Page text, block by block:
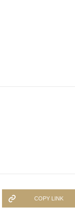
COPY LINK